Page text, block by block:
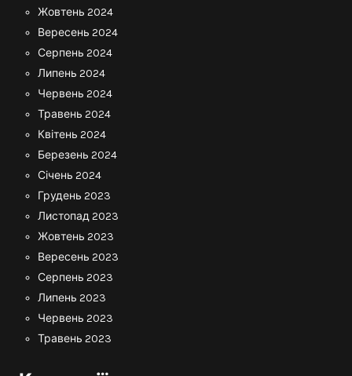
Жовтень 2024
Вересень 2024
Серпень 2024
Липень 2024
Червень 2024
Травень 2024
Квітень 2024
Березень 2024
Січень 2024
Грудень 2023
Листопад 2023
Жовтень 2023
Вересень 2023
Серпень 2023
Липень 2023
Червень 2023
Травень 2023